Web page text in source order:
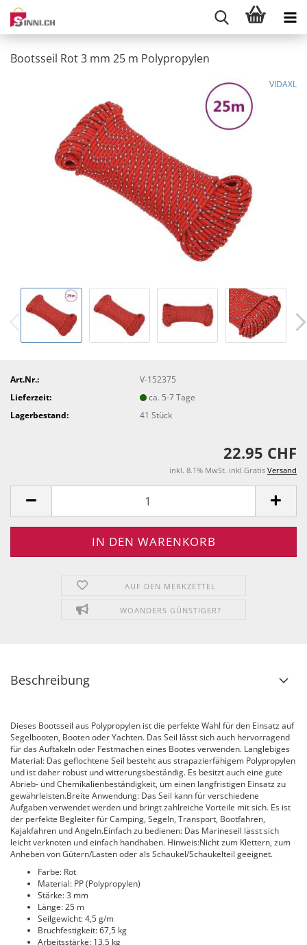
Bootsseil Rot 3 mm 25 m Polypropylen
VIDAXL
Art.Nr.:
V-152375
Lieferzeit:
ca. 5-7 Tage
Lagerbestand:
41Stück
22.95 CHF
inkl. 8.1% MwSt. inkl.Gratis Versand
AUF DEN MERKZETTEL
WOANDERS GÜNSTIGER?
Beschreibung
Dieses Bootsseil aus Polypropylen ist die perfekte Wahl für den Einsatz auf
Segelbooten, Booten oder Yachten. Das Seil lässt sich auch hervorragend
für das Auftakeln oder Festmachen eines Bootes verwenden. Langlebiges
Material: Das geflochtene Seil besteht aus strapazierfähigem Polypropylen
und ist daher robust und witterungsbeständig. Es besitzt auch eine gute
Abrieb- und Chemikalienbeständigkeit, um einen langfristigen Einsatz zu
gewährleisten.Breite Anwendung: Das Seil kann für verschiedene
Aufgaben verwendet werden und bringt zahlreiche Vorteile mit sich. Es ist
der perfekte Begleiter für Camping, Segeln, Transport, Bootfahren,
Kajakfahren und Angeln.Einfach zu bedienen: Das Marineseil lässt sich
leicht verknoten und einfach handhaben. Hinweis:Nicht zum Klettern, zum
Anheben von Gütern/Lasten oder als Schaukel/Schaukelteil geeignet.
Farbe: Rot
Material: PP (Polypropylen)
Stärke: 3 mm
Länge: 25 m
Seilgewicht: 4,5 g/m
Bruchfestigkeit: 67,5 kg
Arbeitsstärke: 13,5 kg